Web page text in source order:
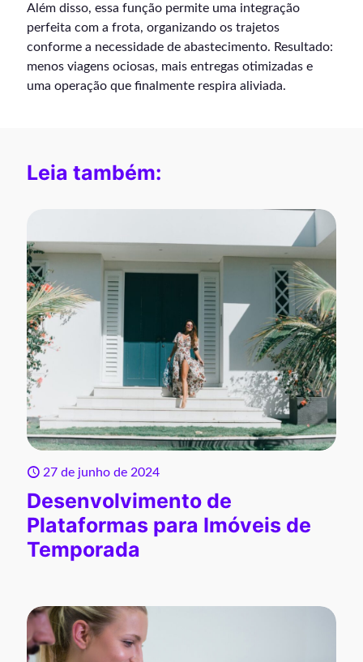
Além disso, essa função permite uma integração
perfeita com a frota, organizando os trajetos
conforme a necessidade de abastecimento. Resultado:
menos viagens ociosas, mais entregas otimizadas e
uma operação que finalmente respira aliviada.
Leia também:
27 de junho de 2024
Desenvolvimento de
Plataformas para Imóveis de
Temporada